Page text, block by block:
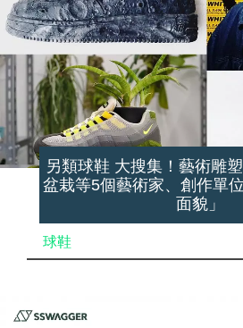
另類球鞋 大搜集！藝術雕
盆栽等5個藝術家、創作單
面貌」
球鞋